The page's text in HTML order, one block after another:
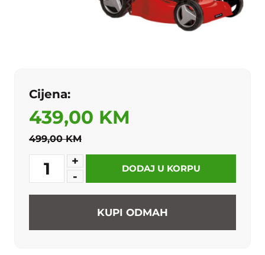
Cijena:
439,00 KM
499,00 KM
1
+
-
DODAJ U KORPU
KUPI ODMAH